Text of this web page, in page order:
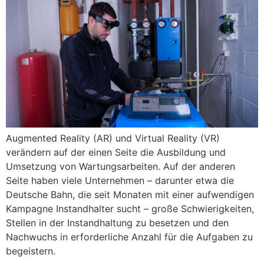
Augmented Reality (AR) und Virtual Reality (VR)
verändern auf der einen Seite die Ausbildung und
Umsetzung von Wartungsarbeiten. Auf der anderen
Seite haben viele Unternehmen – darunter etwa die
Deutsche Bahn, die seit Monaten mit einer aufwendigen
Kampagne Instandhalter sucht – große Schwierigkeiten,
Stellen in der Instandhaltung zu besetzen und den
Nachwuchs in erforderliche Anzahl für die Aufgaben zu
begeistern.